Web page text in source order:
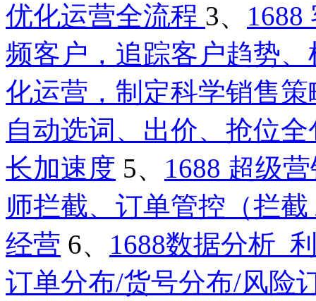
优化运营全流程 3、 1688
频客户，追踪客户趋势
化运营，制定科学销售
自动选词、出价、抢位
长加速度 5、 1688 超级
师拦截、订单管控（拦
经营 6、 1688数据分析_
订单分布/货号分布/风险